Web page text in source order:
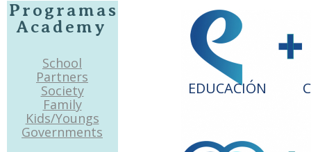
School
Partners
Society
Family
Kids/Youngs
Governments
Programas
Academy
EDUCACIÓN